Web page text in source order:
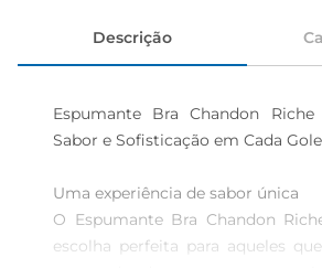
Descrição
Espumante Bra Chandon
Sabor e Sofisticação em Cada Gole
Uma experiência de sabor única
O Espumante Bra Chandon
escolha perfeita para aqueles